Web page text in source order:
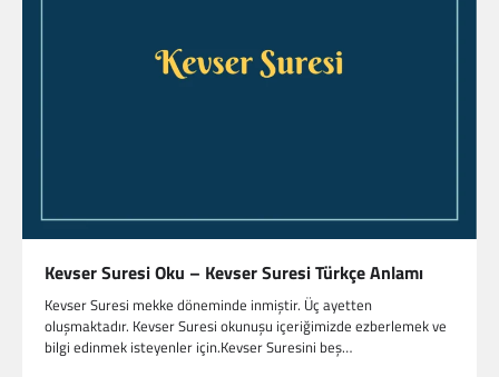
Kevser Suresi Oku – Kevser Suresi Türkçe Anlamı
Kevser Suresi mekke döneminde inmiştir. Üç ayetten
oluşmaktadır. Kevser Suresi okunuşu içeriğimizde ezberlemek ve
bilgi edinmek isteyenler için.Kevser Suresini beş…